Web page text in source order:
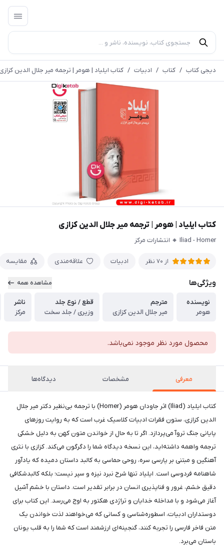
دیجی کتاب / کتاب / ادبیات / کتاب ایلیاد | هومر | ترجمه میر جلال الدین
کتاب ایلیاد | هومر | ترجمه میر جلال الدین کزازی
Iliad - Homer 🔸 انتشارات مرکز
از 70 نظر ادبیات علاقه‌مندی مقایسه
ویژگی‌ها مشاهده همه
نویسنده
هومر
مترجم
میر جلال الدین کزازی
قطع / نوع جلد
وزیری / جلد سخت
ناشر
مرکز
محصول مورد نظر موجود نمی‌باشد.
معرفی مشخصات دیدگاه‌ها
کتاب ایلیاد (Iliad) اثر جاودان هومر (Homer) با ترجمه بی‌نظیر دکتر میر جلال
الدین کزازی، ستون فقرات ادبیات کلاسیک غرب است که به روایت روزهای
پایانی جنگ تروآ می‌پردازد. اگر تا به حال از خواندن متون کهن به دلیل خشکی
ترجمه واهمه داشته‌اید، این نسخه دیدگاه شما را دگرگون می‌کند. کزازی با نثری
آهنگین و مبتنی بر پارسی سره، روحی حماسی به کالبد داستان دمیده که یادآور
شاهنامه فردوسی است. ایلیاد تنها شرح نبرد نیزه و سپر نیست؛ بلکه کالبدشکافی
دقیق خشم، غرور و فناپذیری انسان در برابر تقدیر است. داستان با خشم آشیل
آغاز می‌شود و با مداخله خدایان و تراژدی هکتور به اوج می‌رسد. این کتاب برای
دوستداران ادبیات، اسطوره‌شناسی و کسانی که می‌خواهند لذت خواندن یک
متن فاخر فارسی را تجربه کنند، گنجینه‌ای ارزشمند است که شما را به قلب یونان
باستان می‌برد.